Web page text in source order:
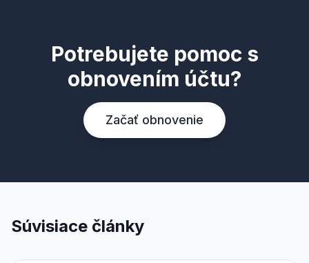
Potrebujete pomoc s
obnovením účtu?
Začať obnovenie
Súvisiace články